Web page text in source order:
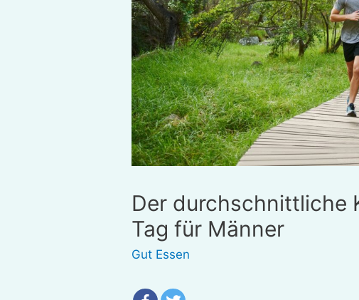
Der durchschnittliche
Tag für Männer
Gut Essen